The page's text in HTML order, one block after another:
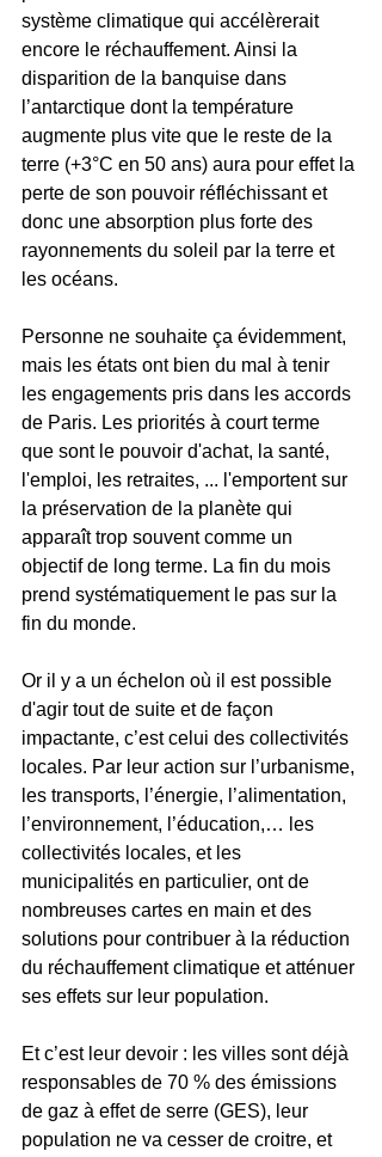
système climatique qui accélèrerait
encore le réchauffement. Ainsi la
disparition de la banquise dans
l’antarctique dont la température
augmente plus vite que le reste de la
terre (+3°C en 50 ans) aura pour effet la
perte de son pouvoir réfléchissant et
donc une absorption plus forte des
rayonnements du soleil par la terre et
les océans.
Personne ne souhaite ça évidemment,
mais les états ont bien du mal à tenir
les engagements pris dans les accords
de Paris. Les priorités à court terme
que sont le pouvoir d'achat, la santé,
l'emploi, les retraites, ... l'emportent sur
la préservation de la planète qui
apparaît trop souvent comme un
objectif de long terme. La fin du mois
prend systématiquement le pas sur la
fin du monde.
Or il y a un échelon où il est possible
d'agir tout de suite et de façon
impactante, c’est celui des collectivités
locales. Par leur action sur l’urbanisme,
les transports, l’énergie, l’alimentation,
l’environnement, l’éducation,… les
collectivités locales, et les
municipalités en particulier, ont de
nombreuses cartes en main et des
solutions pour contribuer à la réduction
du réchauffement climatique et atténuer
ses effets sur leur population.
Et c’est leur devoir : les villes sont déjà
responsables de 70 % des émissions
de gaz à effet de serre (GES), leur
population ne va cesser de croitre, et